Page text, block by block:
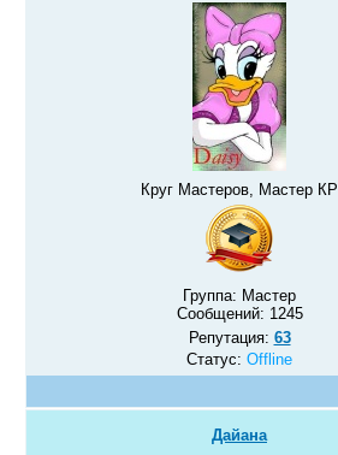
Круг Мастеров, Мастер КР
Группа: Мастер
Сообщений: 1245
Репутация: 63
Статус: Offline
Дайана